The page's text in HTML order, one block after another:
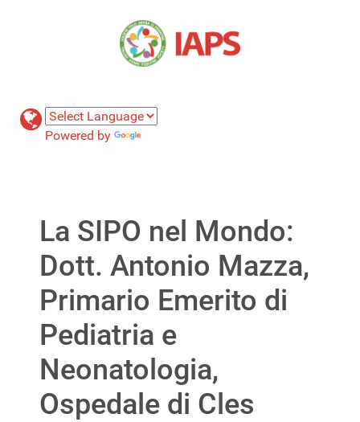
Powered by
La SIPO nel Mondo:
Dott. Antonio Mazza,
Primario Emerito di
Pediatria e
Neonatologia,
Ospedale di Cles